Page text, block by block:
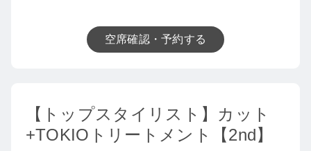
空席確認・予約する
【トップスタイリスト】カット
+TOKIOトリートメント【2nd】